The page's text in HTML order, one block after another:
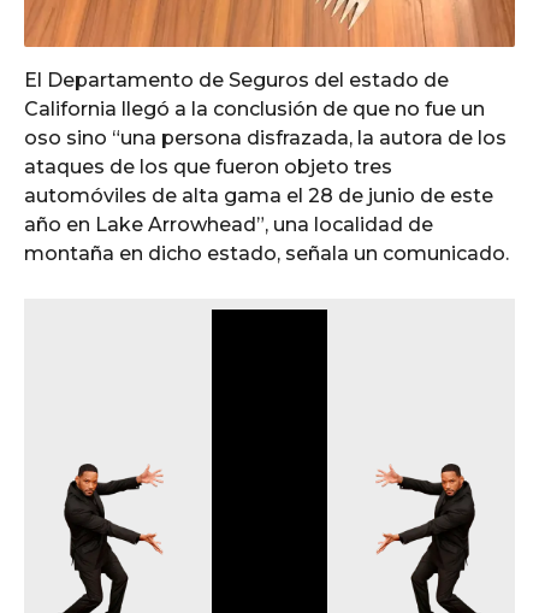
El Departamento de Seguros del estado de
California llegó a la conclusión de que no fue un
oso sino “una persona disfrazada, la autora de los
ataques de los que fueron objeto tres
automóviles de alta gama el 28 de junio de este
año en Lake Arrowhead”, una localidad de
montaña en dicho estado, señala un comunicado.